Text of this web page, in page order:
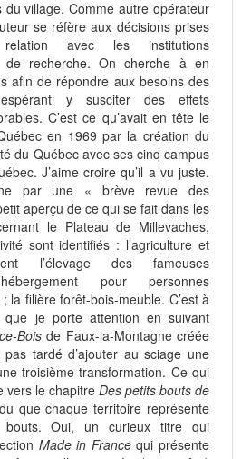
village. Comme autre opérateur
se réfère aux décisions prises
avec les institutions
de recherche. On cherche à en
afin de répondre aux besoins des
y susciter des effets
C’est ce qu’avait en tête le
en 1969 par la création du
du Québec avec ses cinq campus
J’aime croire qu’il a vu juste.
par une « brève revue des
aperçu de ce qui se fait dans les
le Plateau de Millevaches,
sont identifiés : l’agriculture et
l’élevage des fameuses
pour personnes
la filière forêt-bois-meuble. C’est à
je porte attention en suivant
Boisde Faux-la-Montagne créée
tardé d’ajouter au sciage une
troisième transformation. Ce qui
vers le chapitre Des petits bouts de
que chaque territoire représente
Oui, un curieux titre qui
Made in Francequi présente